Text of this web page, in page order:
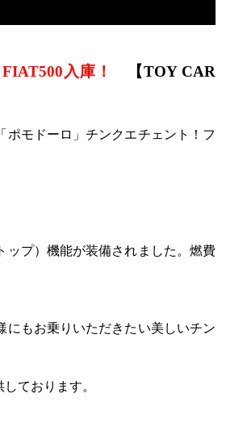
FIAT500入庫！
【TOY CAR
モドーロ」チンクエチェント！フ
ップ）機能が装備されました。燃費
にもお乗りいただきたい美しいチン
ております。